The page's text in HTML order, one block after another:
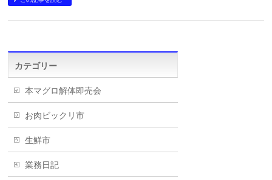
カテゴリー
本マグロ解体即売会
お肉ビックリ市
生鮮市
業務日記